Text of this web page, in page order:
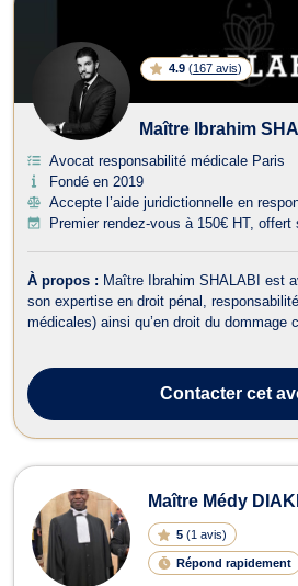
4.9 (167 avis)
Maître Ibrahim
Avocat responsabilité médicale Paris
Fondé en 2019
Accepte l’aide juridictionnelle en
Premier rendez-vous à 150€ HT,
À propos : Maître Ibrahim SHALABI est
son expertise en droit pénal,
médicales) ainsi qu’en droit du dommage
répressive...
Contactercet
Maître Médy
5 (1 avis)
Répond rapidement